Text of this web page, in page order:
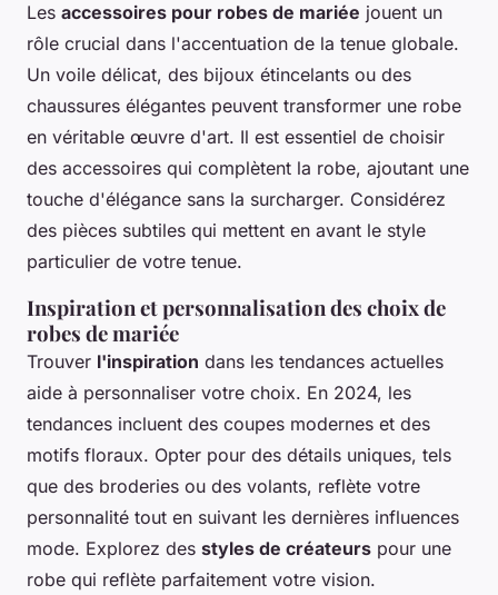
Les accessoires pour robes de mariée jouent un
rôle crucial dans l'accentuation de la tenue globale.
Un voile délicat, des bijoux étincelants ou des
chaussures élégantes peuvent transformer une robe
en véritable œuvre d'art. Il est essentiel de choisir
des accessoires qui complètent la robe, ajoutant une
touche d'élégance sans la surcharger. Considérez
des pièces subtiles qui mettent en avant le style
particulier de votre tenue.
Inspiration et personnalisation des choix de
robes de mariée
Trouver l'inspiration dans les tendances actuelles
aide à personnaliser votre choix. En 2024, les
tendances incluent des coupes modernes et des
motifs floraux. Opter pour des détails uniques, tels
que des broderies ou des volants, reflète votre
personnalité tout en suivant les dernières influences
mode. Explorez des styles de créateurs pour une
robe qui reflète parfaitement votre vision.